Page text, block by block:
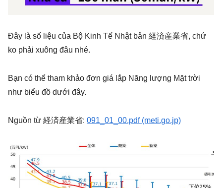
Đây là số liệu của Bộ Kinh Tế Nhật bản 経済産業省, chứ
ko phải xuông đâu nhé.
Bạn có thể tham khảo đơn giá lắp Năng lượng Mặt trời
như biểu đồ dưới đây.
Nguồn từ 経済産業省: 091_01_00.pdf (meti.go.jp)